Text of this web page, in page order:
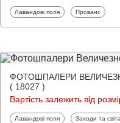
Фотошпалери
Лавандові поля Фотошпалери
Прованс
ФОТОШПАЛЕРИ
( 18027 )
Вартість залежить від
Фотошпалери
Лавандові поля Фотошпалери
Заходи та